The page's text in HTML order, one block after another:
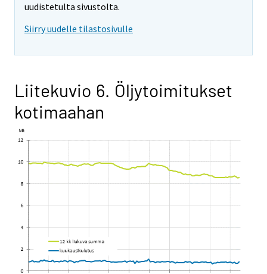
uudistetulta sivustolta.
Siirry uudelle tilastosivulle
Liitekuvio 6. Öljytoimitukset
kotimaahan